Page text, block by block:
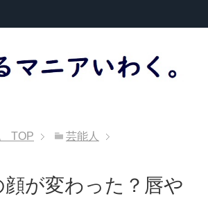
TOP 芸能人
が変わった？唇や